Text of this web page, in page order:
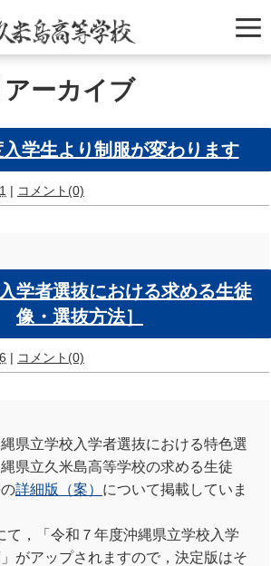
ーカイブ
学生より制服が変わります
| コメント(0)
学者選抜における求める生徒
像・選抜方法］
| コメント(0)
縄県立学校入学者選抜における特色選
県立久米島高等学校の求める生徒
詳細版（案） について掲載していま
て，「令和７年度沖縄県立学校入学
がアップされますので，決定版はそ